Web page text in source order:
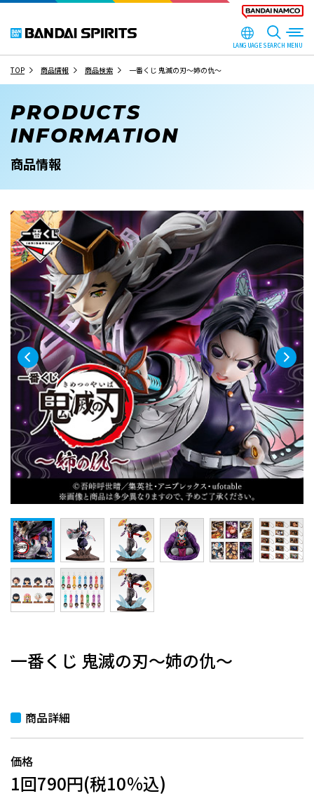
LANGUAGESEARCH
TOP 商品情報 商品検索 一番くじ 鬼滅の刃～姉の仇～
PRODUCTS
INFORMATION
商品情報
一番くじ 鬼滅の刃～姉の仇～
商品詳細
価格
1回790円(税10％込)